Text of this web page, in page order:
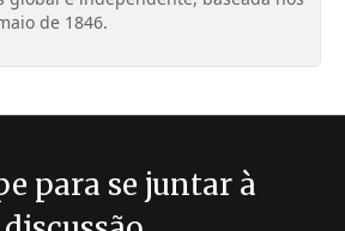
de 1846.
para se juntar à